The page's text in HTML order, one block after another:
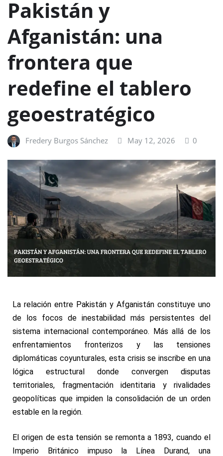
Pakistán y
Afganistán: una
frontera que
redefine el tablero
geoestratégico
Fredery Burgos Sánchez May 12, 2026 0
La relación entre Pakistán y Afganistán constituye uno
de los focos de inestabilidad más persistentes del
sistema internacional contemporáneo. Más allá de los
enfrentamientos fronterizos y las tensiones
diplomáticas coyunturales, esta crisis se inscribe en una
lógica estructural donde convergen disputas
territoriales, fragmentación identitaria y rivalidades
geopolíticas que impiden la consolidación de un orden
estable en la región.
El origen de esta tensión se remonta a 1893, cuando el
Imperio Británico impuso la Línea Durand, una